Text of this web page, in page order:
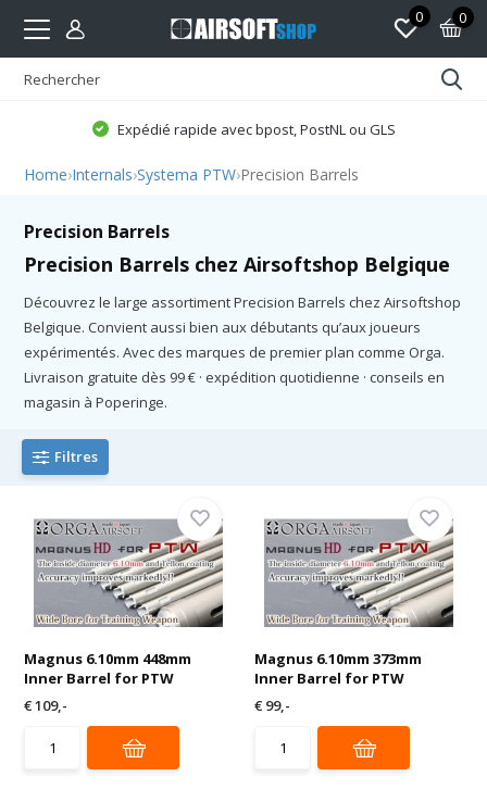
0 0
Expédié rapide avec bpost, PostNL ou GLS
Home›Internals›Systema PTW›Precision Barrels
Precision Barrels
Precision Barrels chez Airsoftshop Belgique
Découvrez le large assortiment Precision Barrels chez Airsoftshop
Belgique. Convient aussi bien aux débutants qu’aux joueurs
expérimentés. Avec des marques de premier plan comme Orga.
Livraison gratuite dès 99 € · expédition quotidienne · conseils en
magasin à Poperinge.
Filtres
Magnus 6.10mm 448mm
Inner Barrel for PTW
€ 109,-
Magnus 6.10mm 373mm
Inner Barrel for PTW
€ 99,-